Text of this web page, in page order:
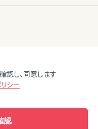
認し、同意します
シー
認